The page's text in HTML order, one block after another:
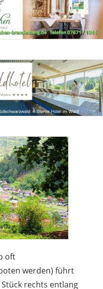
oft
werden) führt
rechts entlang